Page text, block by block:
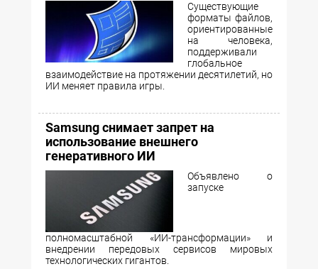
Существующие
форматы файлов,
ориентированные
на человека,
поддерживали
глобальное
взаимодействие на протяжении десятилетий, но
ИИ меняет правила игры.
Samsung снимает запрет на
использование внешнего
генеративного ИИ
Объявлено о
запуске
полномасштабной «ИИ-трансформации» и
внедрении передовых сервисов мировых
технологических гигантов.